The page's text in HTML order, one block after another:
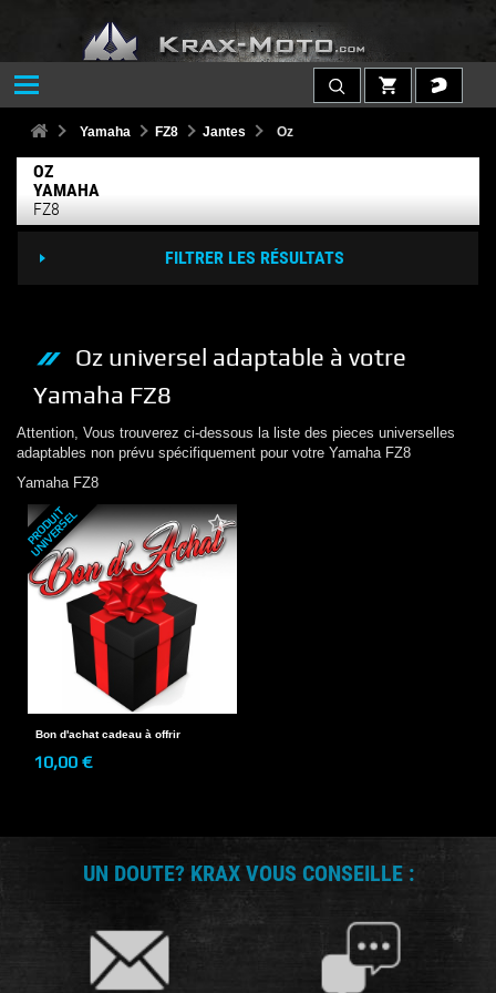
Yamaha FZ8 Jantes Oz
OZ
YAMAHA
FZ8
FILTRER LES RÉSULTATS
Oz universel adaptable à votre
Yamaha FZ8
Attention, Vous trouverez ci-dessous la liste des pieces universelles
adaptables non prévu spécifiquement pour votre Yamaha FZ8
Yamaha FZ8
P
R
O
D
U
I
T
U
N
I
V
E
R
S
E
L
Bon d'achat cadeau à offrir
10,00 €
UN DOUTE? KRAX VOUS CONSEILLE :